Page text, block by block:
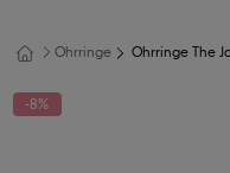
Ohrringe Ohrringe The
-8%